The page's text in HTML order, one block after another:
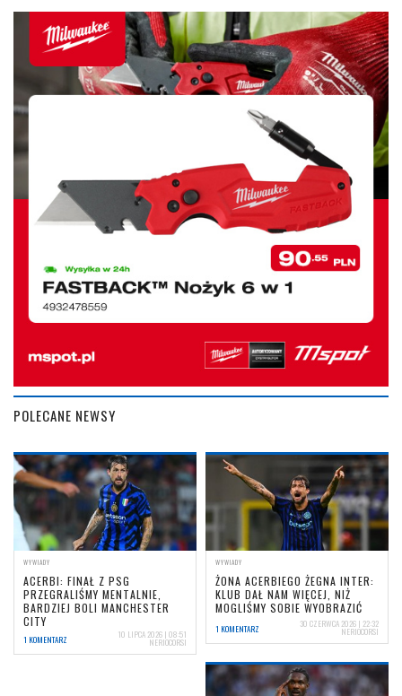
POLECANE NEWSY
WYWIADY
ACERBI: FINAŁ Z PSG
PRZEGRALIŚMY MENTALNIE,
BARDZIEJ BOLI MANCHESTER
CITY
1 KOMENTARZ 10 LIPCA 2026 | 08:51
NERIOCORSI
WYWIADY
ŻONA ACERBIEGO ŻEGNA INTER:
KLUB DAŁ NAM WIĘCEJ, NIŻ
MOGLIŚMY SOBIE WYOBRAZIĆ
1 KOMENTARZ 30 CZERWCA 2026 | 22:32
NERIOCORSI